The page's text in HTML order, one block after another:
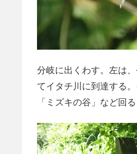
分岐に出くわす。左は
てイタチ川に到達する
「ミズキの谷」など回